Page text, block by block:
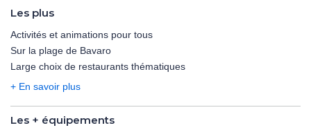
orientées vers la mer s'offriront à vous, comme la plongée et bien
d'autres sports nautiques. Explorez aussi l'arrière-pays verdoyant
ainsi que la vie sauvage qui y règne. Et profitez de la formule Tout
Inclus, si complète ! Ambiance caliente garantie !
Réservez votre séjour à l'hôtel Sunscape Coco Punta Cana 4*
Les plus
Activités et animations pour tous
Sur la plage de Bavaro
Large choix de restaurants thématiques
+ En savoir plus
Les + équipements